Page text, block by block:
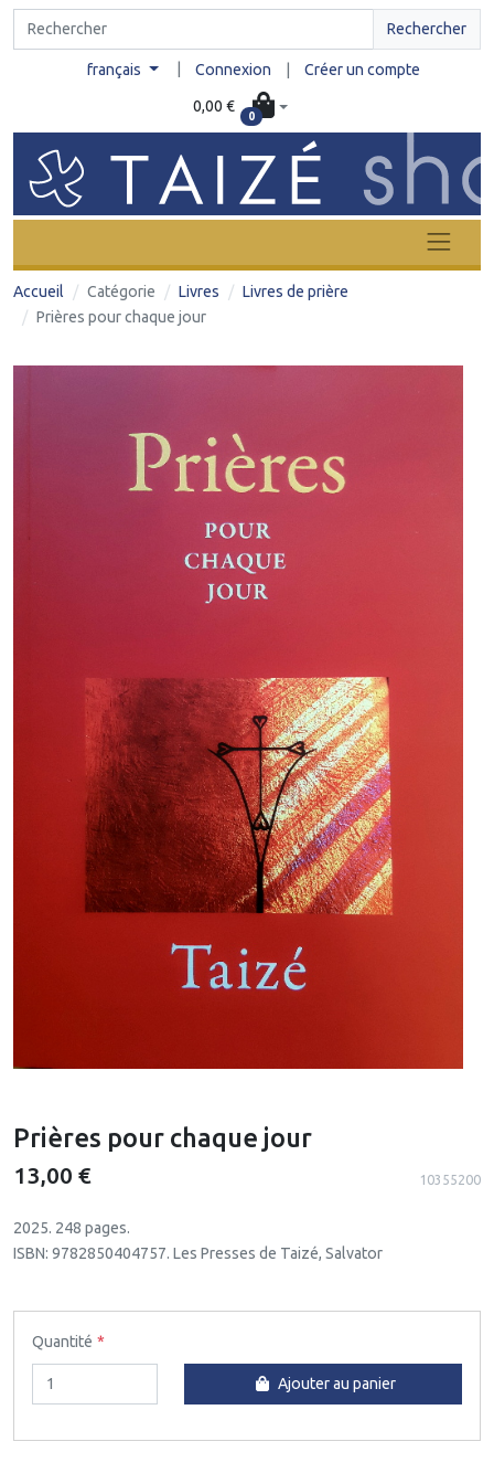
Rechercher
français Connexion Créer un compte
0,00 €
0
Accueil Catégorie Livres
Livres de prière
Prières pour chaque jour
Prières pour chaque jour
13,00 € 10355200
2025. 248 pages.
ISBN: 9782850404757. Les Presses de Taizé, Salvator
Quantité
Ajouter au panier